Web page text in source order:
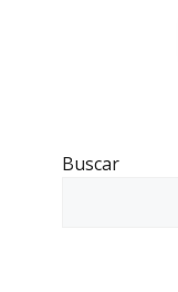
Buscar